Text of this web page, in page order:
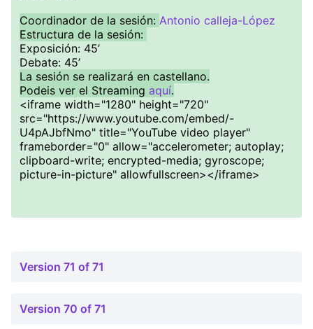
Coordinador de la sesión: Antonio calleja-López
Estructura de la sesión:
Exposición: 45’
Debate: 45’
La sesión se real izará en castellano.
Podeis ver el Streaming aquí.
<iframe width="1280" height="720"
src="https://www.youtube.com/embed/-
U4pAJbfNmo" title="YouTube video player"
frameborder="0" allow="accelerometer; autoplay;
clipboard-write; encrypted-media; gyroscope;
picture-in-picture" allowfullscreen></iframe>
Version 71 of 71
Version 70 of 71